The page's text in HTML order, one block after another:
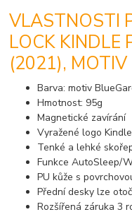
VLASTNOSTI
LOCK KINDLE
(2021), MOTIV
Barva: motiv
Hmotnost: 95g
Magnetické zavírání
Vyražené logo Kindle
Tenké a lehké
Funkce AutoSleep/
PU kůže s
Přední desky lze
Rozšířená záruka 3